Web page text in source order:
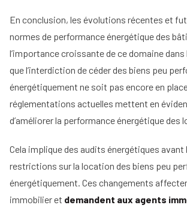
En conclusion, les évolutions récentes et
normes de performance énergétique des
l’importance croissante de ce domaine dans
que l’interdiction de céder des biens peu
énergétiquement ne soit pas encore en
réglementations actuelles mettent en
d’améliorer la performance énergétique des
Cela implique des audits énergétiques avant
restrictions sur la location des biens peu
énergétiquement. Ces changements
immobilier et demandent aux agents